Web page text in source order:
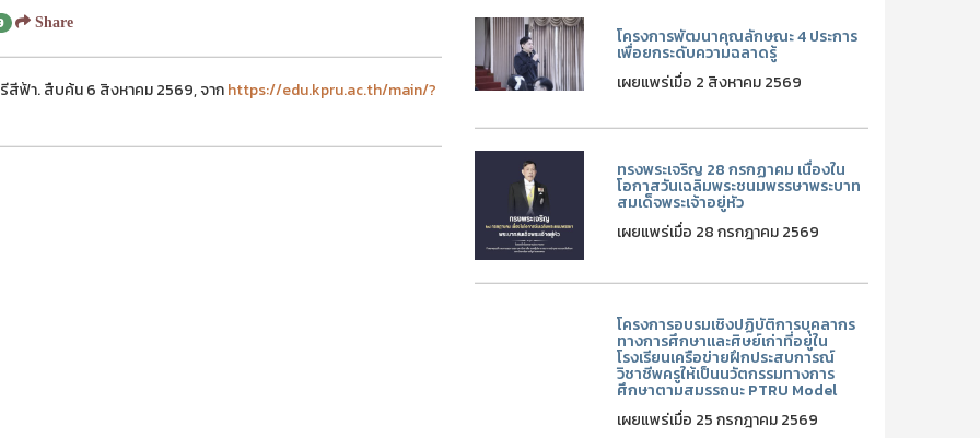
Share
สีฟ้า. สืบค้น 6 สิงหาคม 2569, จากhttps://edu.kpru.ac.th/main/?
โครงการพัฒนาคุณลักษณะ 4 ประการ
เพื่อยกระดับความฉลาดรู้
เผยแพร่เมื่อ 2 สิงหาคม 2569
ทรงพระเจริญ 28 กรกฏาคม เนื่องใน
โอกาสวันเฉลิมพระชนมพรรษาพระบาท
สมเด็จพระเจ้าอยู่หัว
เผยแพร่เมื่อ 28 กรกฎาคม 2569
โครงการอบรมเชิงปฏิบัติการบุคลากร
ทางการศึกษาและศิษย์เก่าที่อยู่ใน
โรงเรียนเครือข่ายฝึกประสบการณ์
วิชาชีพครูให้เป็นนวัตกรรมทางการ
ศึกษาตามสมรรถนะ PTRU Model
เผยแพร่เมื่อ 25 กรกฎาคม 2569